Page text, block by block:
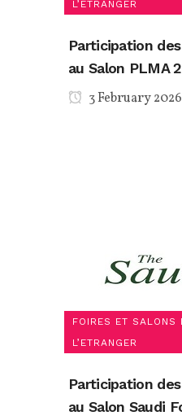
L’ETRANGER
Participation
au Salon PLMA
3 February 2026
FOIRES ET SALONS
L’ETRANGER
Participation
au Salon Saudi